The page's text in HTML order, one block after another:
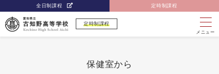
全日制課程 定時制課程
定時制課程
メニュー
保健室から